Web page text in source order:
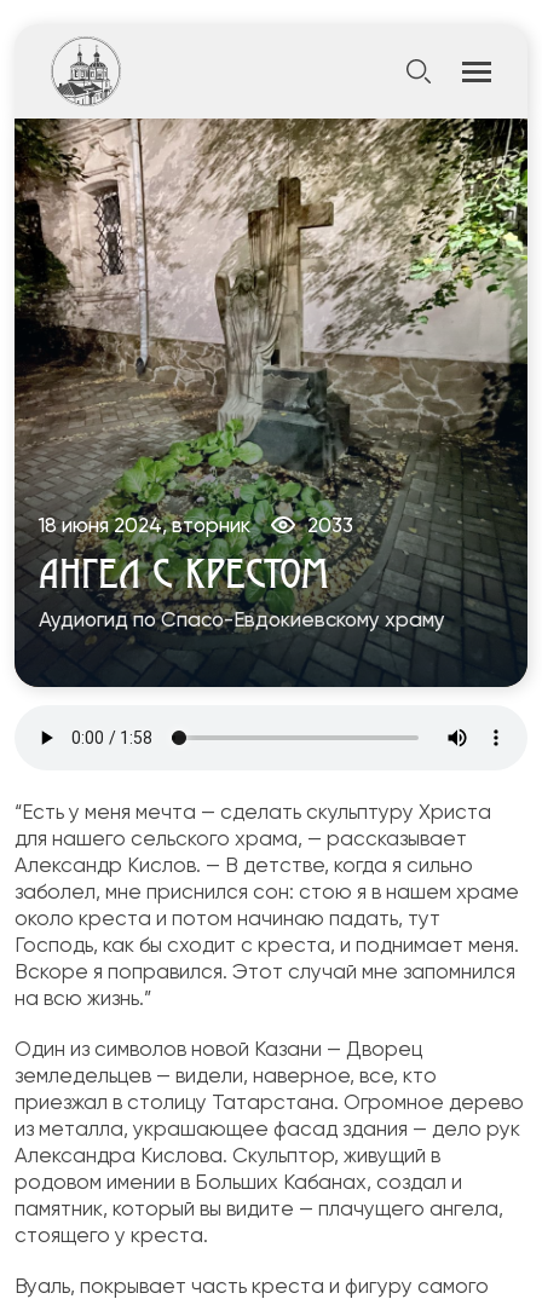
18 июня 2024, вторник 2033
АНГЕЛ С КРЕСТОМ
Аудиогид по Спасо-Евдокиевскому храму
“Есть у меня мечта — сделать скульптуру Христа
для нашего сельского храма, — рассказывает
Александр Кислов. — В детстве, когда я сильно
заболел, мне приснился сон: стою я в нашем храме
около креста и потом начинаю падать, тут
Господь, как бы сходит с креста, и поднимает меня.
Вскоре я поправился. Этот случай мне запомнился
на всю жизнь.”
Один из символов новой Казани — Дворец
земледельцев — видели, наверное, все, кто
приезжал в столицу Татарстана. Огромное дерево
из металла, украшающее фасад здания — дело рук
Александра Кислова. Скульптор, живущий в
родовом имении в Больших Кабанах, создал и
памятник, который вы видите — плачущего ангела,
стоящего у креста.
Вуаль, покрывает часть креста и фигуру самого